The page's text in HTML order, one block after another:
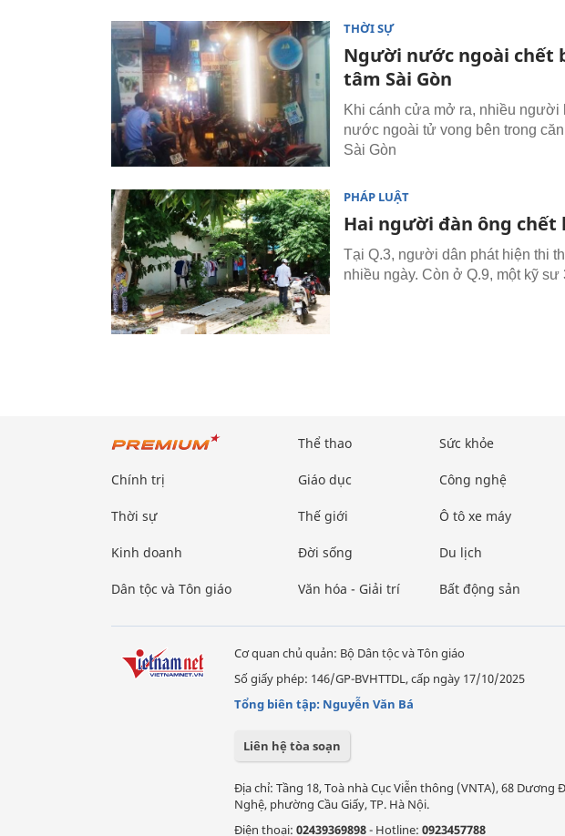
THỜI SỰ
Người nước ngoài chết
tâm Sài Gòn
Khi cánh cửa mở ra, nhiều người
nước ngoài tử vong bên trong
Sài Gòn
PHÁP LUẬT
Hai người đàn ông chết
Tại Q.3, người dân phát hiện thi
nhiều ngày. Còn ở Q.9, một kỹ
Chính trị
Thời sự
Kinh doanh
Dân tộc và Tôn giáo
Thể thao
Giáo dục
Thế giới
Đời sống
Văn hóa - Giải trí
Sức khỏe
Công nghệ
Ô tô xe máy
Du lịch
Bất động sản
Cơ quan chủ quản: Bộ Dân tộc và Tôn giáo
Số giấy phép: 146/GP-BVHTTDL, cấp ngày 17/10/2025
Tổng biên tập: Nguyễn Văn Bá
Liên hệ tòa soạn
Địa chỉ: Tầng 18, Toà nhà Cục Viễn thông (VNTA), 68 Dương
Nghệ, phường Cầu Giấy, TP. Hà Nội.
Điện thoại: 02439369898- Hotline: 0923457788